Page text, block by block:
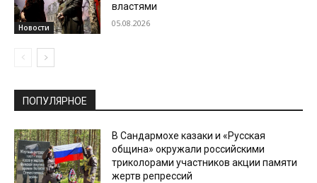
Новости
властями
05.08.2026
ПОПУЛЯРНОЕ
В Сандармохе казаки и «Русская
община» окружали российскими
триколорами участников акции памяти
жертв репрессий